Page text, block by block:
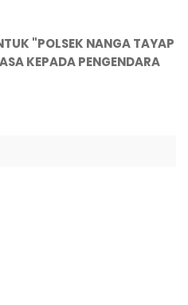
"POLSEK NANGA TAYAP
KEPADA PENGENDARA